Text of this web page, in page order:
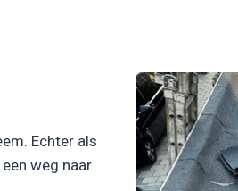
Echter als
weg naar